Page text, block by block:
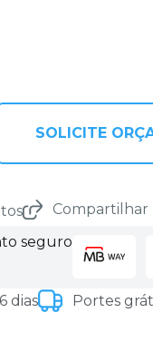
SOLICITE
Compartilhar
seguro
dias Portes